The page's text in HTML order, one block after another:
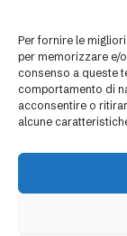
Per fornire le
per memorizzare e/
consenso a queste
comportamento di
acconsentire o
alcune
SEGRETERIA